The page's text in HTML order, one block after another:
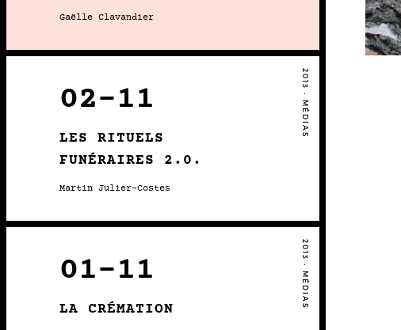
Gaëlle Clavandier
02-11
LES RITUELS
FUNÉRAIRES 2.0.
Martin Julier-Costes
2013 • MÉDIAS
01-11
LA CRÉMATION 2013 • MÉDIAS